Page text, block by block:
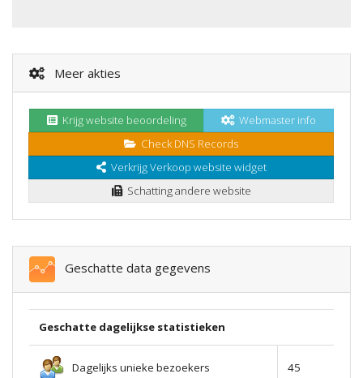
Meer akties
Krijg website beoordeling
Webmaster info
Check DNS Records
Verkrijg Verkoop website widget
Schatting andere website
Geschatte data gegevens
Geschatte dagelijkse statistieken
Dagelijks unieke bezoekers 45